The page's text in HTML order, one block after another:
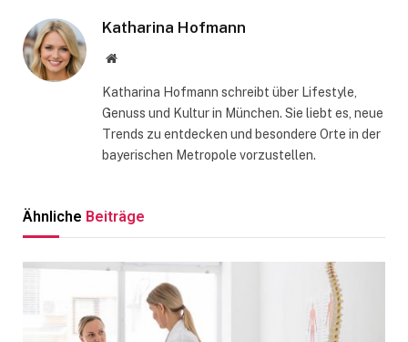
Katharina Hofmann
Website
Katharina Hofmann schreibt über Lifestyle,
Genuss und Kultur in München. Sie liebt es, neue
Trends zu entdecken und besondere Orte in der
bayerischen Metropole vorzustellen.
Ähnliche Beiträge